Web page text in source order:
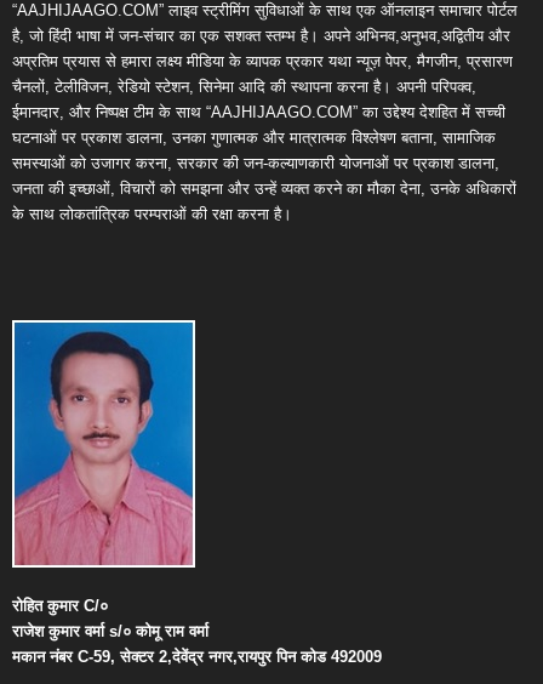
“AAJHIJAAGO.COM” लाइव स्ट्रीमिंग सुविधाओं के साथ एक ऑनलाइन समाचार पोर्टल
है, जो हिंदी भाषा में जन-संचार का एक सशक्त स्तम्भ है। अपने अभिनव,अनुभव,अद्वितीय और
अप्रतिम प्रयास से हमारा लक्ष्य मीडिया के व्यापक प्रकार यथा न्यूज़ पेपर, मैगजीन, प्रसारण
चैनलों, टेलीविजन, रेडियो स्टेशन, सिनेमा आदि की स्थापना करना है। अपनी परिपक्व,
ईमानदार, और निष्पक्ष टीम के साथ “AAJHIJAAGO.COM” का उद्देश्य देशहित में सच्ची
घटनाओं पर प्रकाश डालना, उनका गुणात्मक और मात्रात्मक विश्लेषण बताना, सामाजिक
समस्याओं को उजागर करना, सरकार की जन-कल्याणकारी योजनाओं पर प्रकाश डालना,
जनता की इच्छाओं, विचारों को समझना और उन्हें व्यक्त करने का मौका देना, उनके अधिकारों
के साथ लोकतांत्रिक परम्पराओं की रक्षा करना है।
रोहित कुमारC/०
राजेश कुमार वर्माs/० कोमू राम वर्मा
मकान नंबरC-59,सेक्टर2,देवेंद्र नगर,रायपुर पिन कोड492009